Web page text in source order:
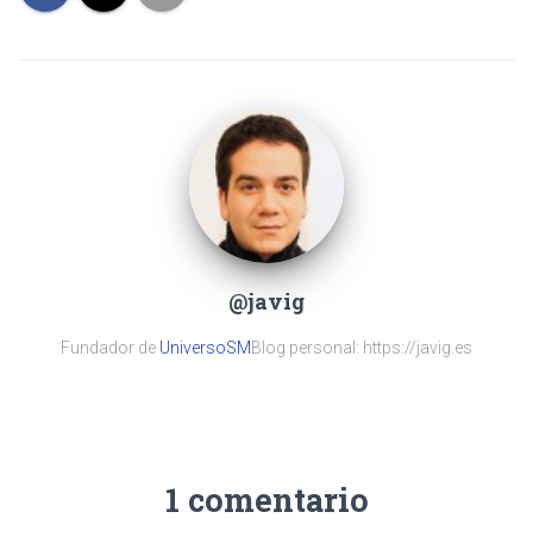
@javig
Fundador de UniversoSMBlog personal: https://javig.es
1 comentario